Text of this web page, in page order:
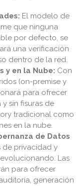
El modelo de
que ninguna
por defecto, se
una verificación
dentro de la red.
y en la Nube: Con
(on-premise y
para ofrecer
sin fisuras de
tradicional como
en la nube.
de Datos
de privacidad y
Las
para ofrecer
generación